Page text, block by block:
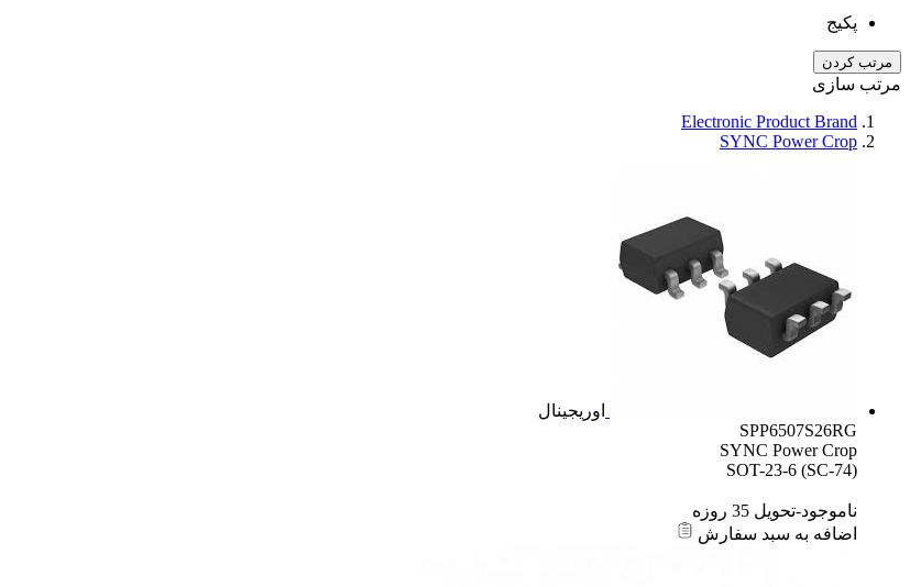
پکیج
مرتب کردن
مرتب سازی
Electronic Product Brand
SYNC Power Crop
اوریجینال
SPP6507S26RG
SYNC Power Crop
SOT-23-6 (SC-74)
ناموجود-تحویل 35 روزه
اضافه به سبد سفارش